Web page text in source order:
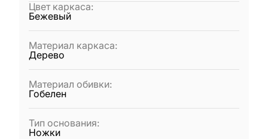
Цвет каркаса:
Бежевый
Материал каркаса:
Дерево
Материал обивки:
Гобелен
Тип основания:
Ножки